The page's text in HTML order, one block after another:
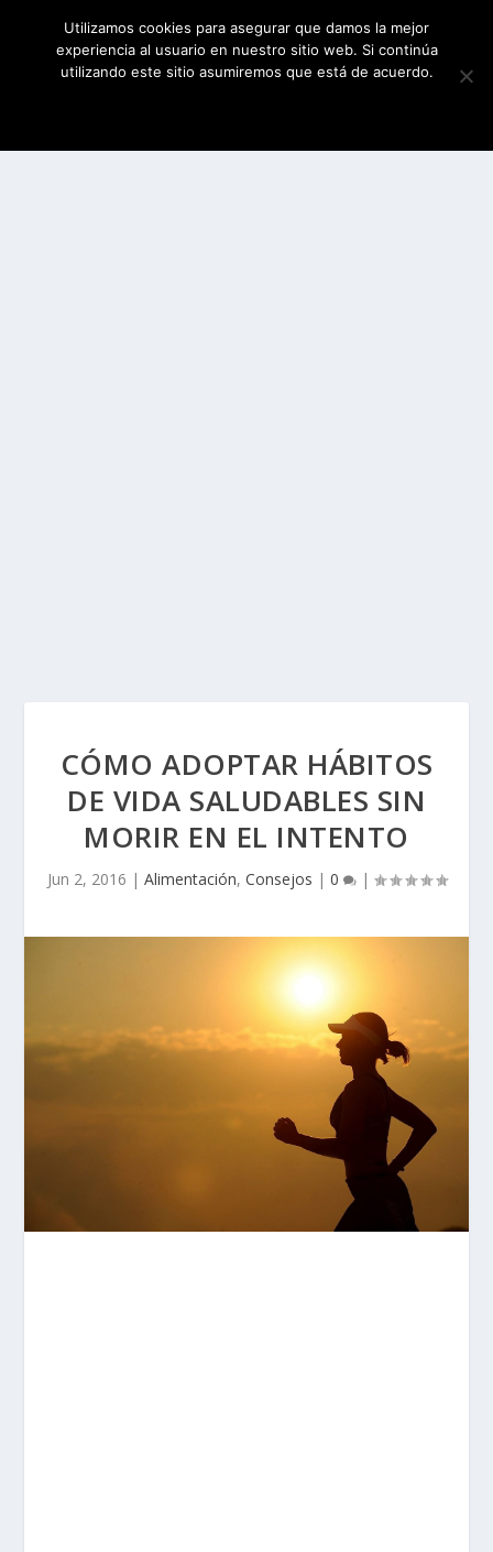
CÓMO ADOPTAR HÁBITOS
DE VIDA SALUDABLES SIN
MORIR EN EL INTENTO
Jun 2, 2016 | Alimentación, Consejos | 0 |
Utilizamos cookies para asegurar que damos la mejor
experiencia al usuario en nuestro sitio web. Si continúa
utilizando este sitio asumiremos que está de acuerdo.